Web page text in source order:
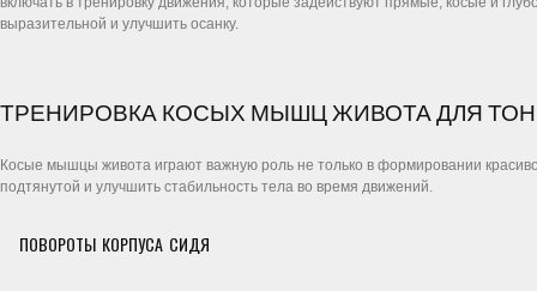
выразительной и улучшить осанку.
ТРЕНИРОВКА КОСЫХ МЫШЦ ЖИВОТА ДЛЯ
Косые мышцы живота играют важную роль не только в формировании
подтянутой и улучшить стабильность тела во время движений.
ПОВОРОТЫ КОРПУСА СИДЯ